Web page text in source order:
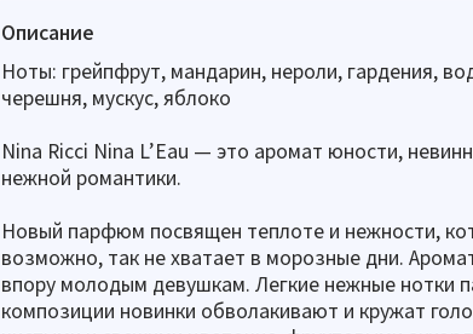
Описание
Ноты: грейпфрут, мандарин, нероли, гардения,
черешня, мускус, яблоко
Nina Ricci Nina L’Eau — это аромат юности,
нежной романтики.
Новый парфюм посвящен теплоте и нежности,
возможно, так не хватает в морозные дни.
впору молодым девушкам. Легкие нежные нотки
композиции новинки обволакивают и кружат